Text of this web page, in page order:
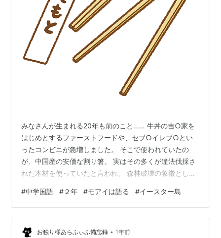
みなさんが生まれる20年も前のこと…… 牛丼の吉○家を
はじめとするファーストフードや、セブ○イレブ○とい
ったコンビニが急増しました。 そこで使われていたの
が、中国産の安価な割り箸。 実はその多くが違法伐採さ
れた木材を使っていたと言われ、 森林破壊の象徴として
で「エコサイド」という考え方が広がりました。 気候変
動が命を脅かす ――環境破壊が「平和に対する罪」だと
するこの運動のなかで、 「使い捨て文化」は悪とされ、
割り箸もやり玉に。 吉○家も、環境への配慮から店内箸
#中学国語 #２年 #モアイは語る #イースター島
お独り様あらふぃふ備忘録 • 1年前